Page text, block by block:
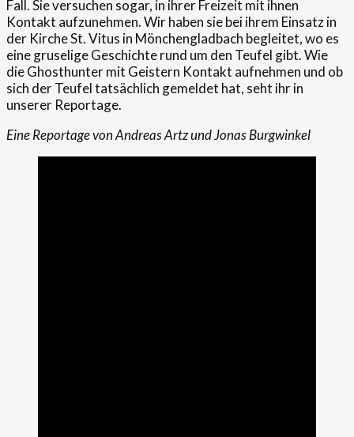
Fall. Sie versuchen sogar, in ihrer Freizeit mit ihnen
Kontakt aufzunehmen. Wir haben sie bei ihrem Einsatz in
der Kirche St. Vitus in Mönchengladbach begleitet, wo es
eine gruselige Geschichte rund um den Teufel gibt. Wie
die Ghosthunter mit Geistern Kontakt aufnehmen und ob
sich der Teufel tatsächlich gemeldet hat, seht ihr in
unserer Reportage.
Eine Reportage von Andreas Artz und Jonas Burgwinkel